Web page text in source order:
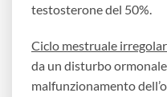
testosterone del 50%.
Ciclo mestruale
da un disturbo
malfunzionamento